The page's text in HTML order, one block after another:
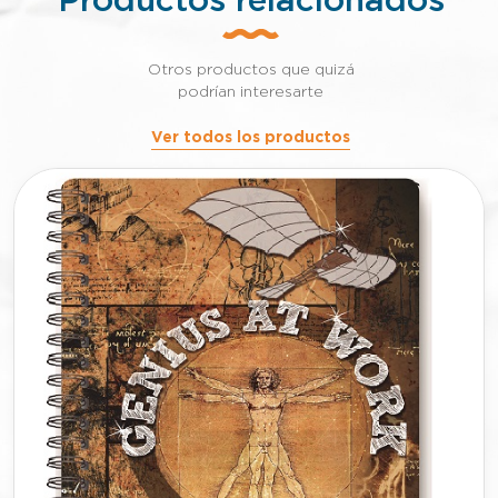
Otros productos que quizá
podrían interesarte
Ver todos los productos